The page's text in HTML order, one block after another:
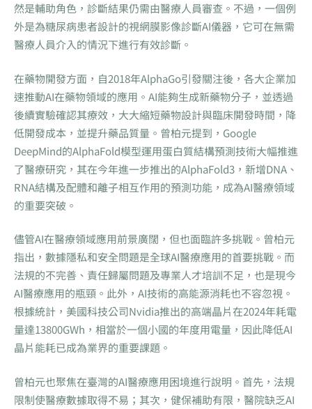
然是輔助角色，診斷結果仍需由醫療人員審查。不過，一個例
外是為糖尿病患者設計的視網膜影像診斷AI儀器，它可在無需
醫療人員介入的情況下進行有效診斷。
在藥物開發方面，自2018年AlphaGo引發關注後，各大企業加
速推動AI在藥物領域的應用。AI能夠生成新藥物分子，並透過
後續實驗確認其療效，大大縮短藥物設計與臨床開發時間，降
低開發成本，並提升藥品質量。曾柏元提到，Google
DeepMind的AlphaFold模型運用蛋白質結構預測技術大幅推進
了醫療研究，其在今年進一步推出的AlphaFold3，新增DNA、
RNA結構及配體和離子相互作用的預測功能，成為AI醫療領域
的重要突破。
儘管AI在醫療領域應用前景廣闊，但也面臨許多挑戰。曾柏元
指出，數據隱私和安全問題是全球AI醫療應用的首要挑戰。而
法規的不完善、責任歸屬問題及專業人才培訓不足，也是現今
AI醫療應用的瓶頸。此外，AI技術的高能源消耗也不容忽視。
根據統計，美國科技公司Nvidia推出的高端晶片在2024年耗電
量達13800GWh，相當於一個小國的年度用電量，因此降低AI
晶片能耗已成為業界的重要課題。
曾柏元也聚焦在臺灣的AI醫療應用困境進行說明。首先，法規
限制使醫療數據取得不易；其次，健保補助有限，醫院缺乏AI